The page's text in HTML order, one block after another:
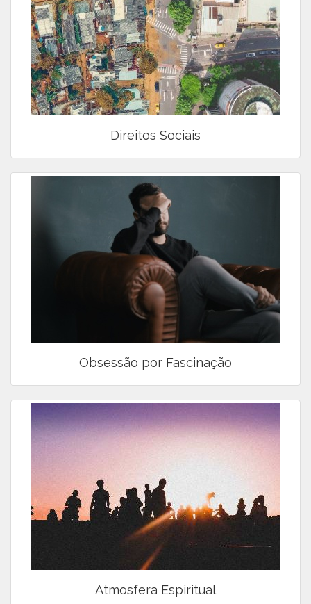
Direitos Sociais
Obsessão por Fascinação
Atmosfera Espiritual